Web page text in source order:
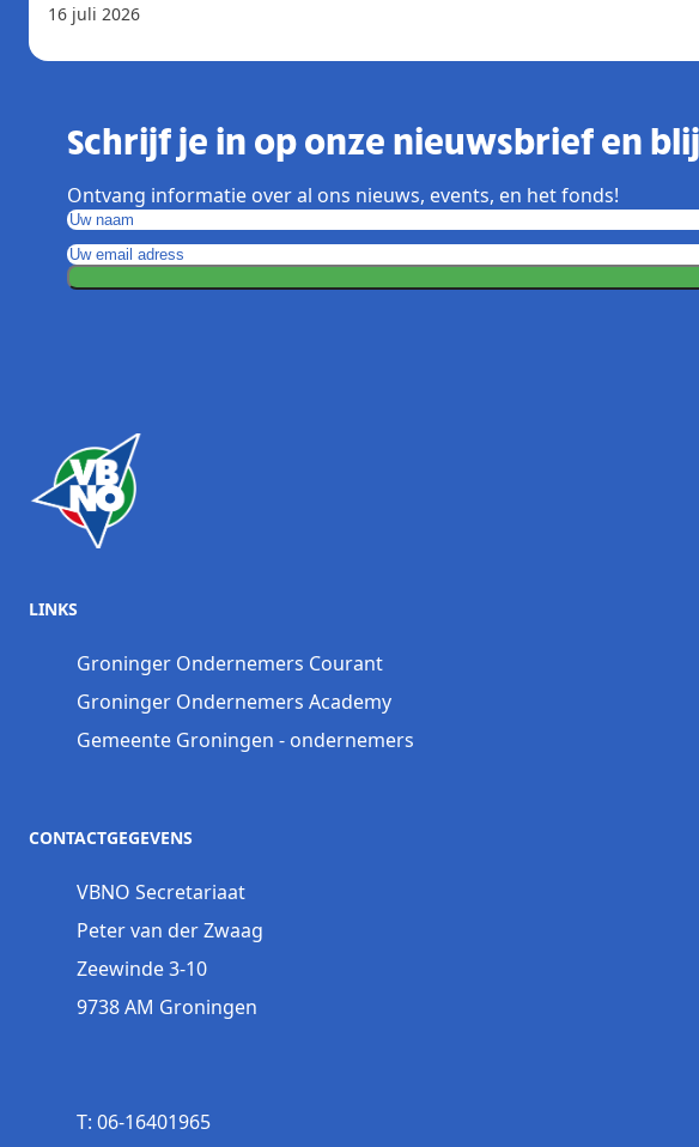
16 juli 2026
Schrijf je in op onze nieuwsbrief en
Ontvang informatie over al ons nieuws, events, en het fonds!
LINKS
Groninger Ondernemers Courant
Groninger Ondernemers Academy
Gemeente Groningen - ondernemers
CONTACTGEGEVENS
VBNO Secretariaat
Peter van der Zwaag
Zeewinde 3-10
9738 AM Groningen
T: 06-16401965